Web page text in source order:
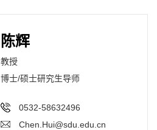
陈辉
教授
博士/硕士研究生导师
0532-58632496
Chen.Hui@sdu.edu.cn